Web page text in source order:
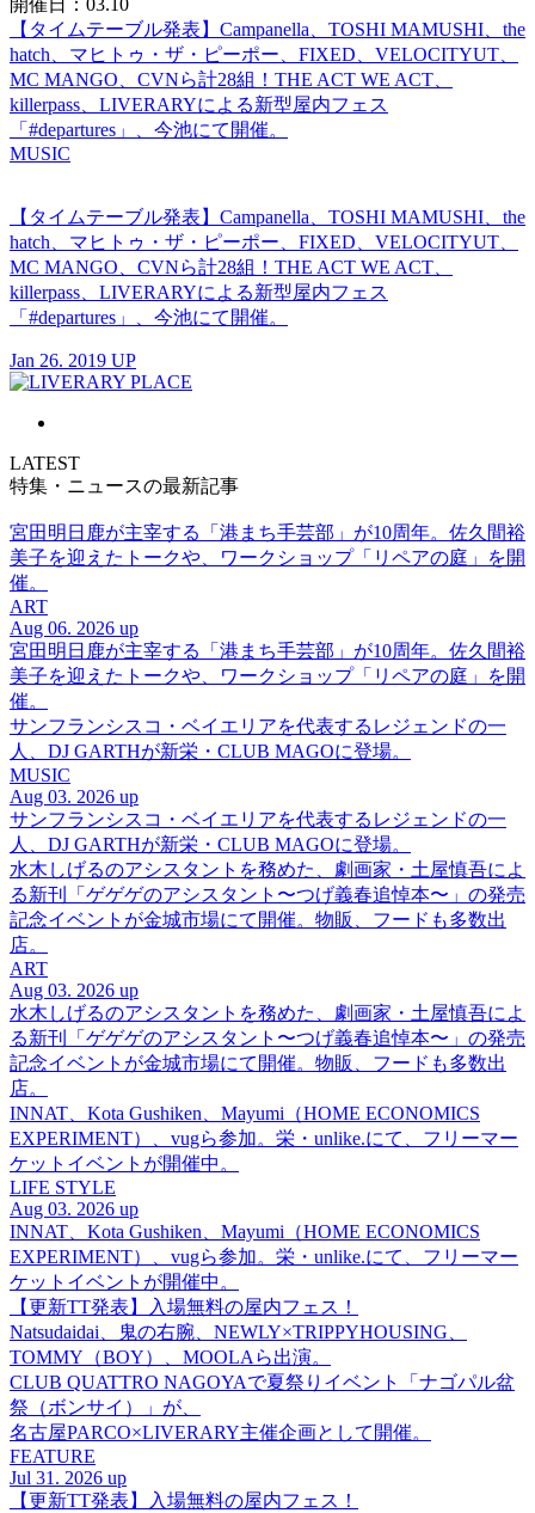
開催日：03.10
【タイムテーブル発表】Campanella、TOSHI MAMUSHI、the
hatch、マヒトゥ・ザ・ピーポー、FIXED、VELOCITYUT、
MC MANGO、CVNら計28組！THE ACT WE ACT、
killerpass、LIVERARYによる新型屋内フェス
「#departures」、今池にて開催。
MUSIC
【タイムテーブル発表】Campanella、TOSHI MAMUSHI、the
hatch、マヒトゥ・ザ・ピーポー、FIXED、VELOCITYUT、
MC MANGO、CVNら計28組！THE ACT WE ACT、
killerpass、LIVERARYによる新型屋内フェス
「#departures」、今池にて開催。
Jan 26. 2019 UP
LATEST
特集・ニュースの最新記事
宮田明日鹿が主宰する「港まち手芸部」が10周年。佐久間裕
美子を迎えたトークや、ワークショップ「リペアの庭」を開
催。
ART
Aug 06. 2026 up
宮田明日鹿が主宰する「港まち手芸部」が10周年。佐久間裕
美子を迎えたトークや、ワークショップ「リペアの庭」を開
催。
サンフランシスコ・ベイエリアを代表するレジェンドの一
人、DJ GARTHが新栄・CLUB MAGOに登場。
MUSIC
Aug 03. 2026 up
サンフランシスコ・ベイエリアを代表するレジェンドの一
人、DJ GARTHが新栄・CLUB MAGOに登場。
水木しげるのアシスタントを務めた、劇画家・土屋慎吾によ
る新刊「ゲゲゲのアシスタント〜つげ義春追悼本〜」の発売
記念イベントが金城市場にて開催。物販、フードも多数出
店。
ART
Aug 03. 2026 up
水木しげるのアシスタントを務めた、劇画家・土屋慎吾によ
る新刊「ゲゲゲのアシスタント〜つげ義春追悼本〜」の発売
記念イベントが金城市場にて開催。物販、フードも多数出
店。
INNAT、Kota Gushiken、Mayumi（HOME ECONOMICS
EXPERIMENT）、vugら参加。栄・unlike.にて、フリーマー
ケットイベントが開催中。
LIFE STYLE
Aug 03. 2026 up
INNAT、Kota Gushiken、Mayumi（HOME ECONOMICS
EXPERIMENT）、vugら参加。栄・unlike.にて、フリーマー
ケットイベントが開催中。
【更新TT発表】入場無料の屋内フェス！
Natsudaidai、鬼の右腕、NEWLY×TRIPPYHOUSING、
TOMMY（BOY）、MOOLAら出演。
CLUB QUATTRO NAGOYAで夏祭りイベント「ナゴパル盆
祭（ボンサイ）」が、
名古屋PARCO×LIVERARY主催企画として開催。
FEATURE
Jul 31. 2026 up
【更新TT発表】入場無料の屋内フェス！